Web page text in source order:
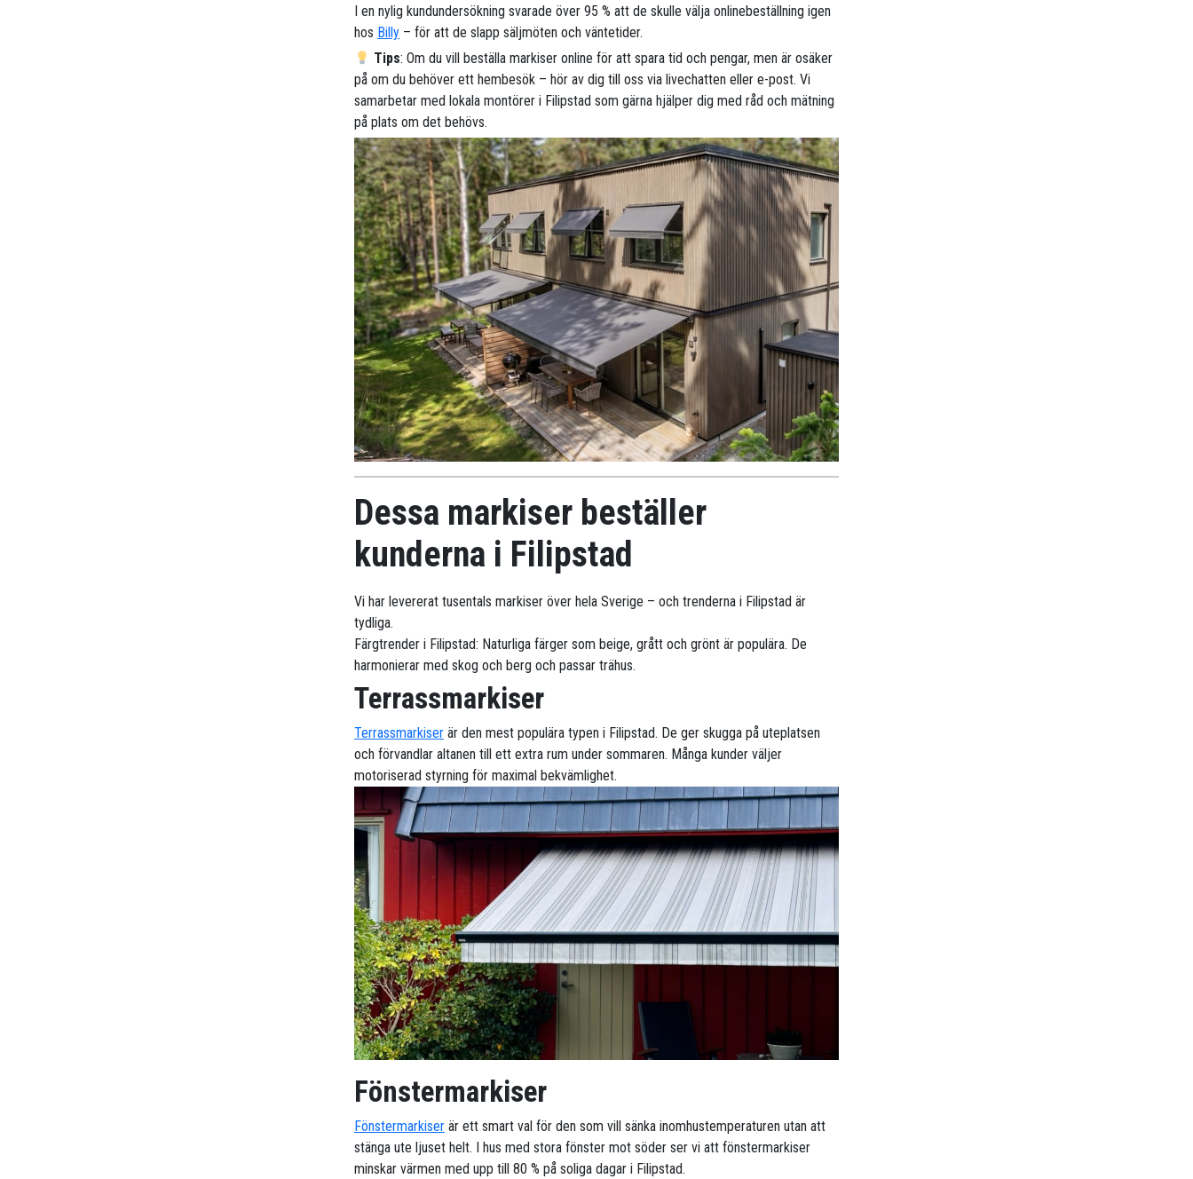
I en nylig kundundersökning svarade över 95 % att de skulle välja onlinebeställning igen
hos Billy – för att de slapp säljmöten och väntetider.
Tips: Om du vill beställa markiser online för att spara tid och pengar, men är osäker
på om du behöver ett hembesök – hör av dig till oss via livechatten eller e-post. Vi
samarbetar med lokala montörer i Filipstad som gärna hjälper dig med råd och mätning
på plats om det behövs.
Dessa markiser beställer
kunderna i Filipstad
Vi har levererat tusentals markiser över hela Sverige – och trenderna i Filipstad är
tydliga.
Färgtrender i Filipstad: Naturliga färger som beige, grått och grönt är populära. De
harmonierar med skog och berg och passar trähus.
Terrassmarkiser
Terrassmarkiser är den mest populära typen i Filipstad. De ger skugga på uteplatsen
och förvandlar altanen till ett extra rum under sommaren. Många kunder väljer
motoriserad styrning för maximal bekvämlighet.
Fönstermarkiser
Fönstermarkiser är ett smart val för den som vill sänka inomhustemperaturen utan att
stänga ute ljuset helt. I hus med stora fönster mot söder ser vi att fönstermarkiser
minskar värmen med upp till 80 % på soliga dagar i Filipstad.